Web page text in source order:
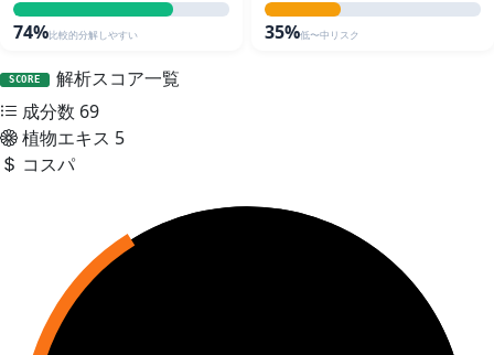
74%比較的分解しやすい 35%低〜中リスク
SCORE
解析スコア一覧
成分数 69
植物エキス 5
コスパ